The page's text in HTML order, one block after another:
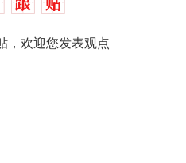
，欢迎您发表观点